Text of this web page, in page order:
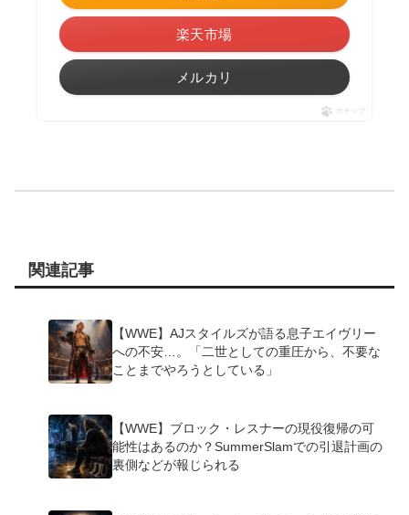
楽天市場
メルカリ
ポチップ
関連記事
【WWE】AJスタイルズが語る息子エイヴリー
への不安…。「二世としての重圧から、不要な
ことまでやろうとしている」
【WWE】ブロック・レスナーの現役復帰の可
能性はあるのか？SummerSlamでの引退計画の
裏側などが報じられる